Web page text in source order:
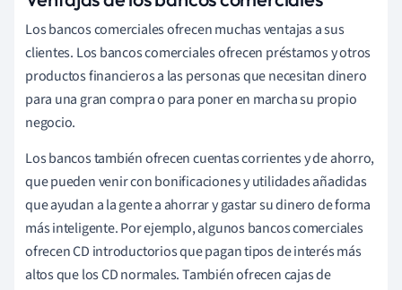
Los bancos comerciales ofrecen muchas ventajas a sus
clientes. Los bancos comerciales ofrecen préstamos y otros
productos financieros a las personas que necesitan dinero
para una gran compra o para poner en marcha su propio
negocio.
Los bancos también ofrecen cuentas corrientes y de ahorro,
que pueden venir con bonificaciones y utilidades añadidas
que ayudan a la gente a ahorrar y gastar su dinero de forma
más inteligente. Por ejemplo, algunos bancos comerciales
ofrecen CD introductorios que pagan tipos de interés más
altos que los CD normales. También ofrecen cajas de